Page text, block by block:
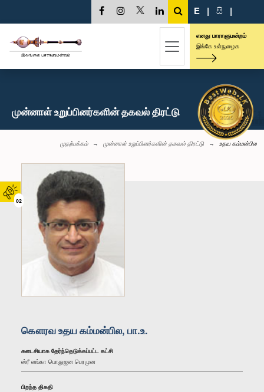
02
E | සි |
எனது பாராளுமன்றம்
இங்கே உள்நுழைக
முன்னாள் உறுப்பினர்களின் தகவல் திரட்டு
முதற்பக்கம் முன்னாள் உறுப்பினர்களின் தகவல் திரட்டு உதய கம்மன்பில
கௌரவ உதய கம்மன்பில, பா.உ.
கடைசியாக தேர்ந்தெடுக்கப்பட்ட கட்சி
ஸ்ரீ லங்கா பொதுஜன பெரமுன
பிறந்த திகதி